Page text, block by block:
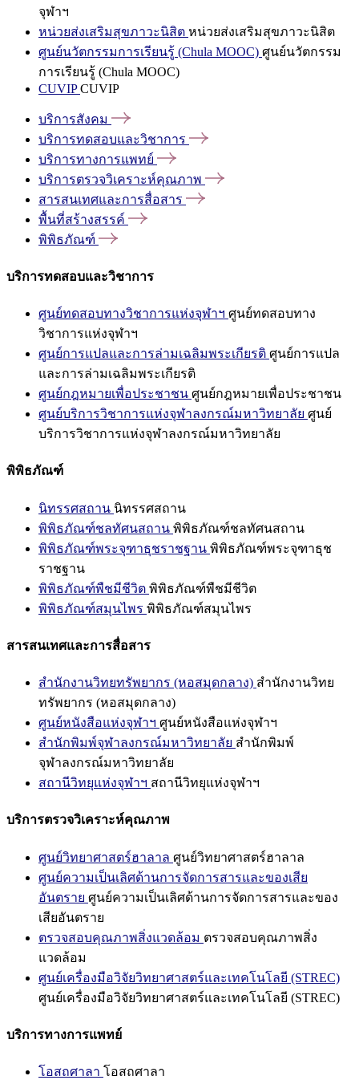
จุฬาฯ
หน่วยส่งเสริมสุขภาวะนิสิต หน่วยส่งเสริมสุขภาวะนิสิต
ศูนย์นวัตกรรมการเรียนรู้ (Chula MOOC) ศูนย์นวัตกรรม
การเรียนรู้ (Chula MOOC)
CUVIPCUVIP
บริการสังคม
บริการทดสอบและวิชาการ
บริการทางการแพทย์
บริการตรวจวิเคราะห์คุณภาพ
สารสนเทศและการสื่อสาร
พื้นที่สร้างสรรค์
พิพิธภัณฑ์
บริการทดสอบและวิชาการ
ศูนย์ทดสอบทางวิชาการแห่งจุฬาฯ ศูนย์ทดสอบทาง
วิชาการแห่งจุฬาฯ
ศูนย์การแปลและการล่ามเฉลิมพระเกียรติ ศูนย์การแปล
และการล่ามเฉลิมพระเกียรติ
ศูนย์กฎหมายเพื่อประชาชน ศูนย์กฎหมายเพื่อประชาชน
ศูนย์บริการวิชาการแห่งจุฬาลงกรณ์มหาวิทยาลัย ศูนย์
บริการวิชาการแห่งจุฬาลงกรณ์มหาวิทยาลัย
พิพิธภัณฑ์
นิทรรศสถาน นิทรรศสถาน
พิพิธภัณฑ์ชลทัศนสถาน พิพิธภัณฑ์ชลทัศนสถาน
พิพิธภัณฑ์พระจุฑาธุชราชฐาน พิพิธภัณฑ์พระจุฑาธุช
ราชฐาน
พิพิธภัณฑ์พืชมีชีวิต พิพิธภัณฑ์พืชมีชีวิต
พิพิธภัณฑ์สมุนไพร พิพิธภัณฑ์สมุนไพร
สารสนเทศและการสื่อสาร
สำนักงานวิทยทรัพยากร (หอสมุดกลาง) สำนักงานวิทย
ทรัพยากร (หอสมุดกลาง)
ศูนย์หนังสือแห่งจุฬาฯ ศูนย์หนังสือแห่งจุฬาฯ
สำนักพิมพ์จุฬาลงกรณ์มหาวิทยาลัย สำนักพิมพ์
จุฬาลงกรณ์มหาวิทยาลัย
สถานีวิทยุแห่งจุฬาฯ สถานีวิทยุแห่งจุฬาฯ
บริการตรวจวิเคราะห์คุณภาพ
ศูนย์วิทยาศาสตร์ฮาลาล ศูนย์วิทยาศาสตร์ฮาลาล
ศูนย์ความเป็นเลิศด้านการจัดการสารและของเสีย
อันตราย ศูนย์ความเป็นเลิศด้านการจัดการสารและของ
เสียอันตราย
ตรวจสอบคุณภาพสิ่งแวดล้อม ตรวจสอบคุณภาพสิ่ง
แวดล้อม
ศูนย์เครื่องมือวิจัยวิทยาศาสตร์และเทคโนโลยี (STREC)
ศูนย์เครื่องมือวิจัยวิทยาศาสตร์และเทคโนโลยี (STREC)
บริการทางการแพทย์
โอสถศาลา โอสถศาลา